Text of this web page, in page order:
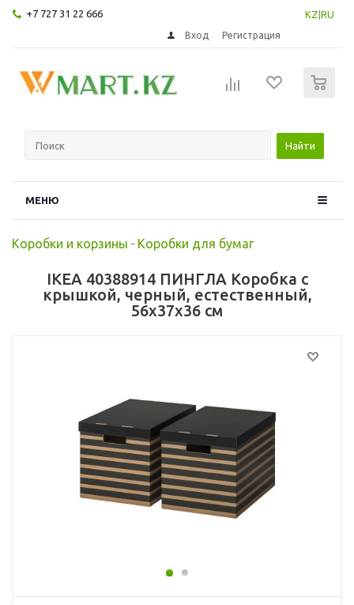
+7 727 31 22 666 KZ RU
Вход Регистрация
Найти
МЕНЮ
Коробки и корзины - Коробки для бумаг
IKEA 40388914 ПИНГЛА Коробка с
крышкой, черный, естественный,
56x37x36 см